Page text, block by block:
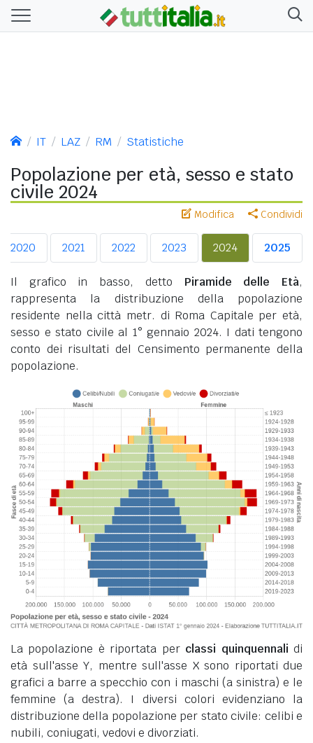
IT LAZ RM Statistiche
Popolazione per età, sesso e stato
civile 2024
Modifica Condividi
2020 2021 2022 2023 2024 2025
Il grafico in basso, detto Piramide delle Età,
rappresenta la distribuzione della popolazione
residente nella città metr. di Roma Capitale per età,
sesso e stato civile al 1° gennaio 2024. I dati tengono
conto dei risultati del Censimento permanente della
popolazione.
La popolazione è riportata per classi quinquennali di
età sull'asse Y, mentre sull'asse X sono riportati due
grafici a barre a specchio con i maschi (a sinistra) e le
femmine (a destra). I diversi colori evidenziano la
distribuzione della popolazione per stato civile: celibi e
nubili, coniugati, vedovi e divorziati.